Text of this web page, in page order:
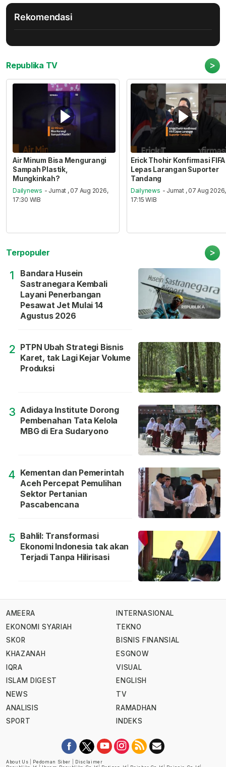
Rekomendasi
Republika TV >
Air Minum Bisa Mengurangi
Sampah Plastik,
Mungkinkah?
Dailynews - Jumat , 07 Aug 2026,
17:30 WIB
Erick Thohir Konfirmasi FIFA
Lepas Larangan Suporter
Tandang
Dailynews - Jumat , 07 Aug 2026,
17:15 WIB
Terpopuler >
1
Bandara Husein
Sastranegara Kembali
Layani Penerbangan
Pesawat Jet Mulai 14
Agustus 2026
2 PTPN Ubah Strategi Bisnis
Karet, tak Lagi Kejar Volume
Produksi
3 Adidaya Institute Dorong
Pembenahan Tata Kelola
MBG di Era Sudaryono
4 Kementan dan Pemerintah
Aceh Percepat Pemulihan
Sektor Pertanian
Pascabencana
5 Bahlil: Transformasi
Ekonomi Indonesia tak akan
Terjadi Tanpa Hilirisasi
AMEERA
EKONOMI SYARIAH
SKOR
KHAZANAH
IQRA
ISLAM DIGEST
NEWS
ANALISIS
SPORT
INTERNASIONAL
TEKNO
BISNIS FINANSIAL
ESGNOW
VISUAL
ENGLISH
TV
RAMADHAN
INDEKS
About Us Pedoman Siber
Disclaimer